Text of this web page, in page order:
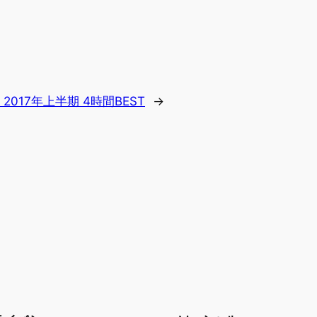
年上半期 4時間BEST →